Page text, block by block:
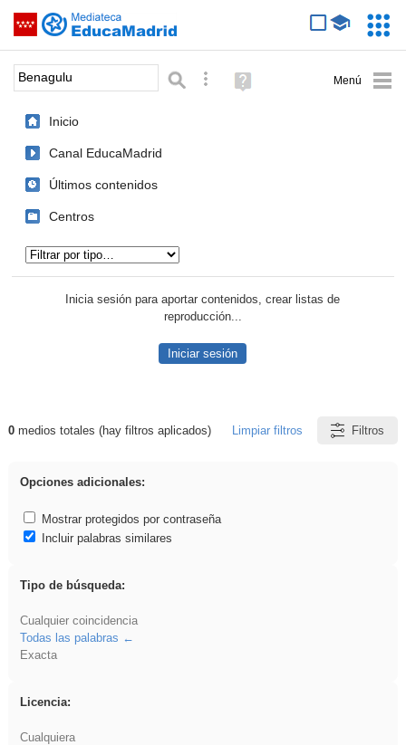
Saltar navegación
Palabra o frase: Búsqueda avanzada
Ayuda
(en
Inicio
Canal EducaMadrid
Últimos contenidos
Centros
Inicia sesión para aportar contenidos, crear listas de
reproducción...
Iniciar sesión
Resultados de: Benagulu
0medios totales (hay filtros aplicados) Limpiar filtros Filtros
Opciones adicionales:
Mostrar protegidos por contraseña
Incluir palabras similares
Tipo de búsqueda:
Cualquier coincidencia
Todas las palabras
Exacta
Licencia:
Cualquiera